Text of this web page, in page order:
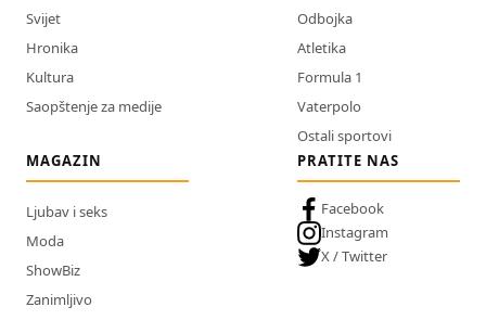
Svijet
Hronika
Kultura
Saopštenje za medije
Odbojka
Atletika
Formula 1
Vaterpolo
Ostali sportovi
MAGAZIN
Ljubav i seks
Moda
ShowBiz
Zanimljivo
PRATITE NAS
Facebook
Instagram
X / Twitter